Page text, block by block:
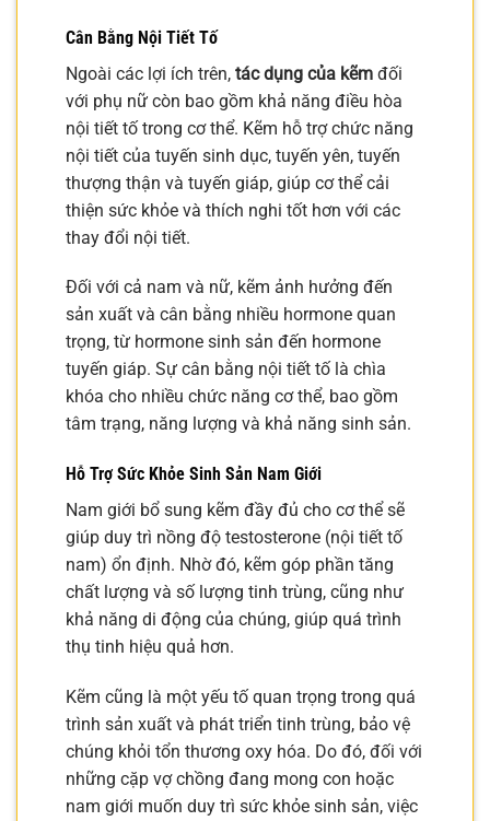
Cân Bằng Nội Tiết Tố
Ngoài các lợi ích trên, tác dụng của kẽm đối
với phụ nữ còn bao gồm khả năng điều hòa
nội tiết tố trong cơ thể. Kẽm hỗ trợ chức năng
nội tiết của tuyến sinh dục, tuyến yên, tuyến
thượng thận và tuyến giáp, giúp cơ thể cải
thiện sức khỏe và thích nghi tốt hơn với các
thay đổi nội tiết.
Đối với cả nam và nữ, kẽm ảnh hưởng đến
sản xuất và cân bằng nhiều hormone quan
trọng, từ hormone sinh sản đến hormone
tuyến giáp. Sự cân bằng nội tiết tố là chìa
khóa cho nhiều chức năng cơ thể, bao gồm
tâm trạng, năng lượng và khả năng sinh sản.
Hỗ Trợ Sức Khỏe Sinh Sản Nam Giới
Nam giới bổ sung kẽm đầy đủ cho cơ thể sẽ
giúp duy trì nồng độ testosterone (nội tiết tố
nam) ổn định. Nhờ đó, kẽm góp phần tăng
chất lượng và số lượng tinh trùng, cũng như
khả năng di động của chúng, giúp quá trình
thụ tinh hiệu quả hơn.
Kẽm cũng là một yếu tố quan trọng trong quá
trình sản xuất và phát triển tinh trùng, bảo vệ
chúng khỏi tổn thương oxy hóa. Do đó, đối với
những cặp vợ chồng đang mong con hoặc
nam giới muốn duy trì sức khỏe sinh sản, việc